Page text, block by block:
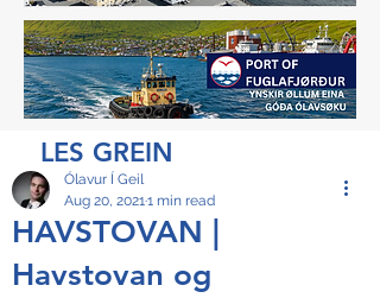
LES GREIN
HAVSTOVAN |
Havstovan og
Ólavur Í Geil
Aug 20, 20211 min read